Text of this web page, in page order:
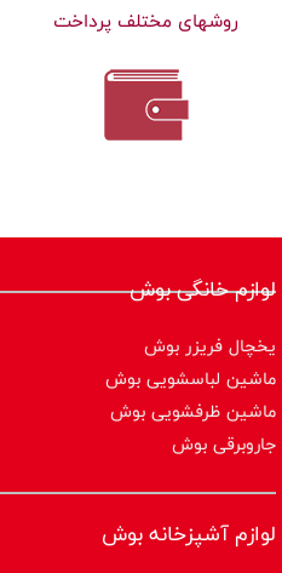
روشهای مختلف پرداخت
لوازم خانگی بوش
یخچال فریزر بوش
ماشین لباسشویی بوش
ماشین ظرفشویی بوش
جاروبرقی بوش
لوازم آشپزخانه بوش